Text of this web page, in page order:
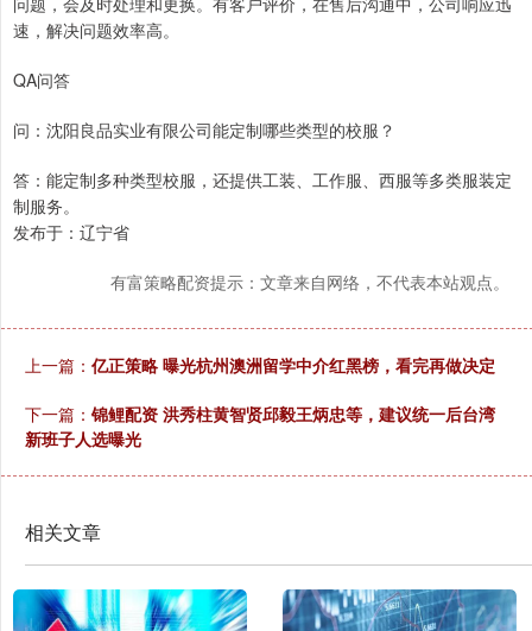
速，解决问题效率高。
QA问答
问：沈阳良品实业有限公司能定制哪些类型的校服？
答：能定制多种类型校服，还提供工装、工作服、西服等多类服装定
制服务。
发布于：辽宁省
有富策略配资提示：文章来自网络，不代表本站观点。
上一篇： 亿正策略 曝光杭州澳洲留学中介红黑榜，看完再做决定
下一篇： 锦鲤配资 洪秀柱黄智贤邱毅王炳忠等，建议统一后台湾
新班子人选曝光
相关文章